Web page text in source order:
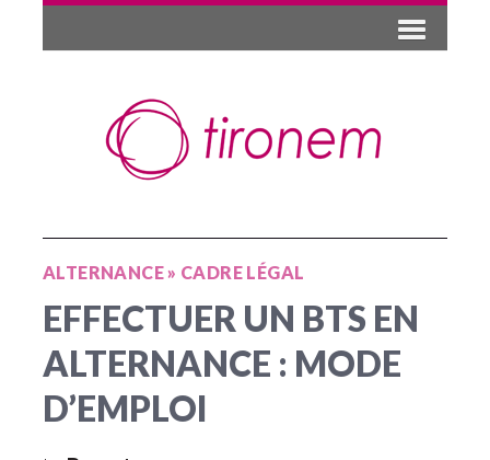
ALTERNANCE» CADRE LÉGAL
EFFECTUER UN BTS EN
ALTERNANCE : MODE
D’EMPLOI